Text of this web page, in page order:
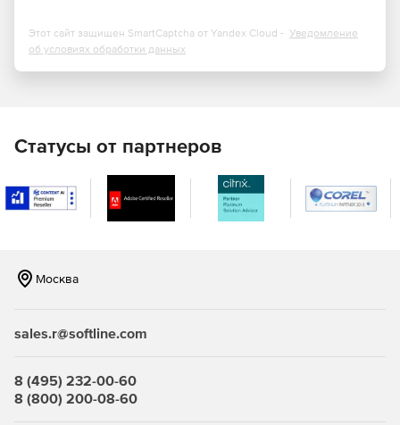
Из цветных металлов.
Этот сайт защищен SmartCaptcha от Yandex Cloud - Уведомление
об условиях обработки данных
Статусы от партнеров
Москва
sales.r@softline.com
8 (495) 232-00-60
8 (800) 200-08-60